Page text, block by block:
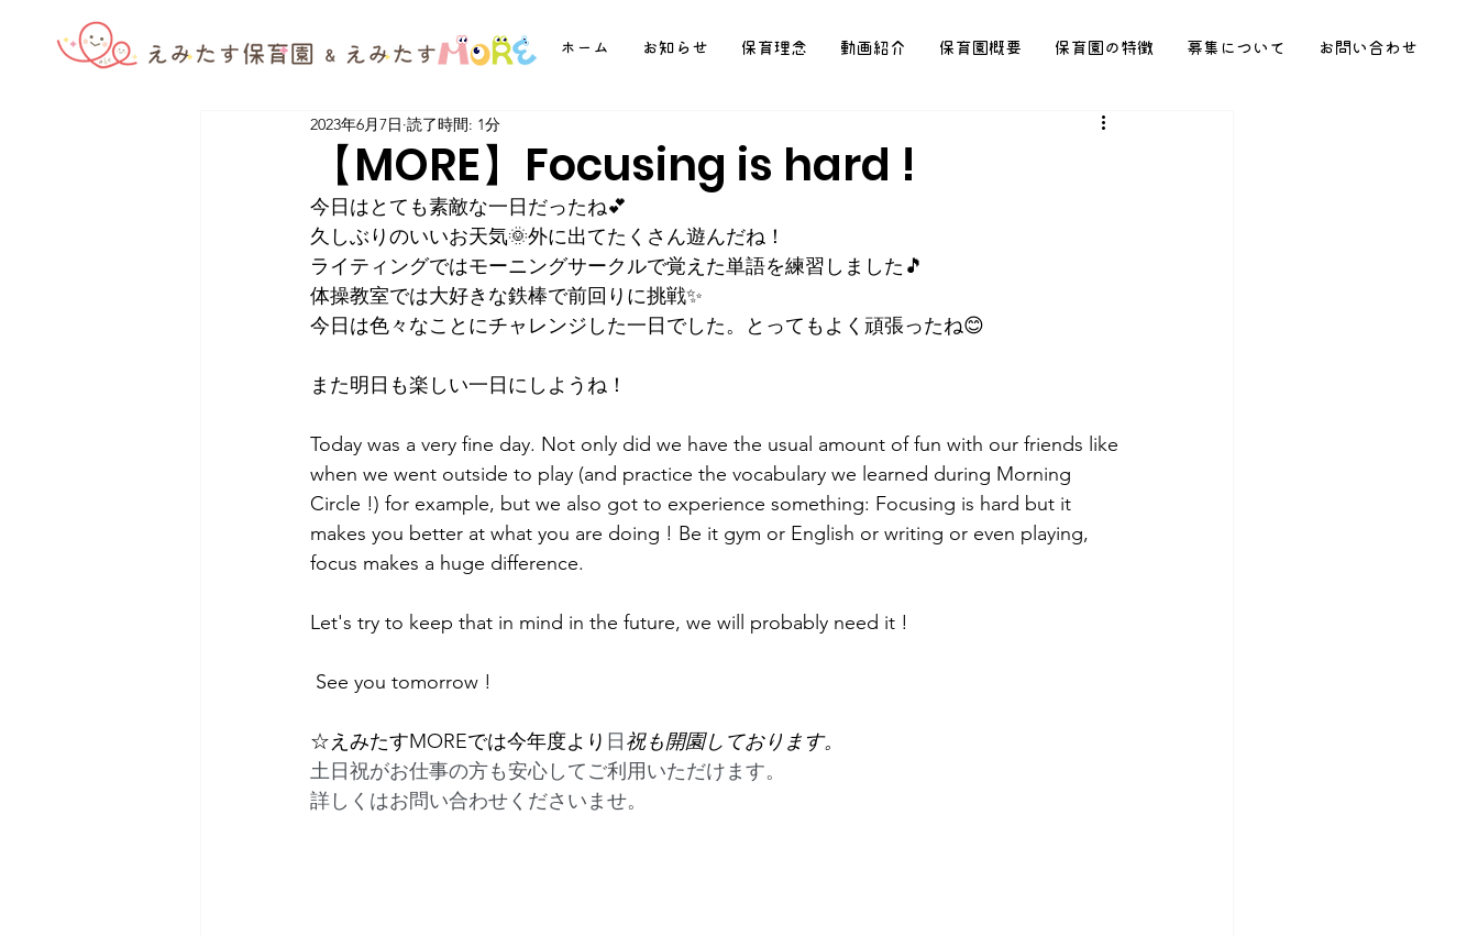
ホーム お知らせ 保育理念 動画紹介 保育園概要 保育園の特徴 募集について お問い合わせ
【MORE】Focusing is hard !
2023年6月7日 読了時間: 1分
今日はとても素敵な一日だったね💕
久しぶりのいいお天気🌞外に出てたくさん遊んだね！
ライティングではモーニングサークルで覚えた単語を練習しました🎵
体操教室では大好きな鉄棒で前回りに挑戦✨
今日は色々なことにチャレンジした一日でした。とってもよく頑張ったね😊
また明日も楽しい一日にしようね！
Today was a very fine day. Not only did we have the usual amount of fun with our friends like
when we went outside to play (and practice the vocabulary we learned during Morning
Circle !) for example, but we also got to experience something: Focusing is hard but it
makes you better at what you are doing ! Be it gym or English or writing or even playing,
focus makes a huge difference.
Let's try to keep that in mind in the future, we will probably need it !
See you tomorrow !
☆えみたすMOREでは今年度より 日祝も開園しております。
土日祝がお仕事の方も安心してご利用いただけます。
詳しくはお問い合わせくださいませ。